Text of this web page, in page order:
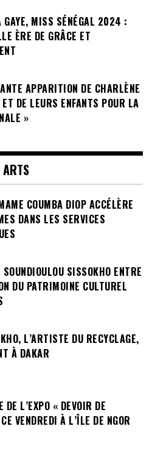
GAYE, MISS SÉNÉGAL 2024 :
ÈRE DE GRÂCE ET
APPARITION DE CHARLÈNE
ET DE LEURS ENFANTS POUR LA
»
ARTS
COUMBA DIOP ACCÉLÈRE
DANS LES SERVICES
SISSOKHO ENTRE
DU PATRIMOINE CULTUREL
L’ARTISTE DU RECYCLAGE,
À DAKAR
DE L’EXPO « DEVOIR DE
VENDREDI À L’ÎLE DE NGOR